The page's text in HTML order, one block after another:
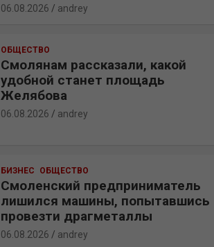
06.08.2026 andrey
ОБЩЕСТВО
Смолянам рассказали, какой
удобной станет площадь
Желябова
06.08.2026 andrey
БИЗНЕС ОБЩЕСТВО
Смоленский предприниматель
лишился машины, попытавшись
провезти драгметаллы
06.08.2026 andrey